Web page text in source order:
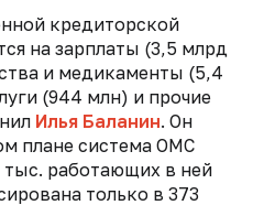
кредиторской
на зарплаты (3,5 млрд
и медикаменты (5,4
(944 млн) и прочие
Илья Баланин. Он
плане система ОМС
тыс. работающих в ней
только в 373